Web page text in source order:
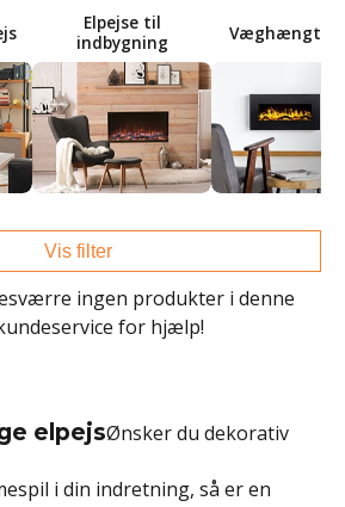
Elpejse til
indbygning
Væghængt
Vis filter
ingen produkter i denne
for hjælp!
elpejsØnsker du dekorativ
i din indretning, så er en